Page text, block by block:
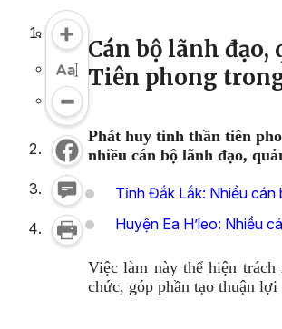
Cán bộ lãnh
Tiên phong
Phát huy tinh thần tiên
nhiều cán bộ lãnh đạo,
Tỉnh Đắk Lắk: Nhiều
Huyện Ea H’leo: Nhiều
Việc làm này thể hiện
chức, góp phần tạo thuận